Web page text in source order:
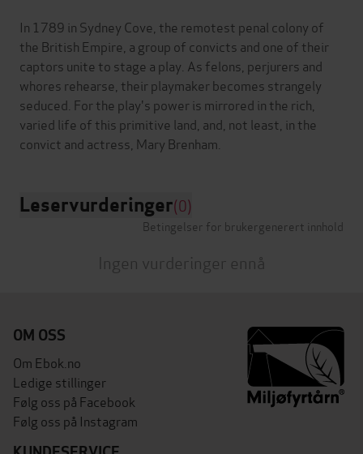
In 1789 in Sydney Cove, the remotest penal colony of
the British Empire, a group of convicts and one of their
captors unite to stage a play. As felons, perjurers and
whores rehearse, their playmaker becomes strangely
seduced. For the play's power is mirrored in the rich,
varied life of this primitive land, and, not least, in the
Leservurderinger(0)
Betingelser for brukergenerert innhold
Ingen vurderinger ennå
OM OSS
Om Ebok.no
Ledige stillinger
Følg oss på Facebook
Følg oss på Instagram